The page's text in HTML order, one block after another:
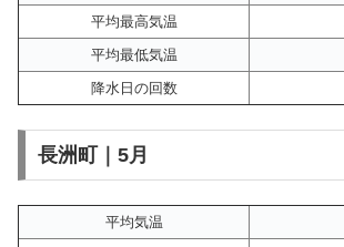
平均最高気温
平均最低気温
降水日の回数
長洲町｜5月
平均気温